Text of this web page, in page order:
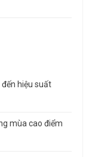
hiệu suất
mùa cao điểm